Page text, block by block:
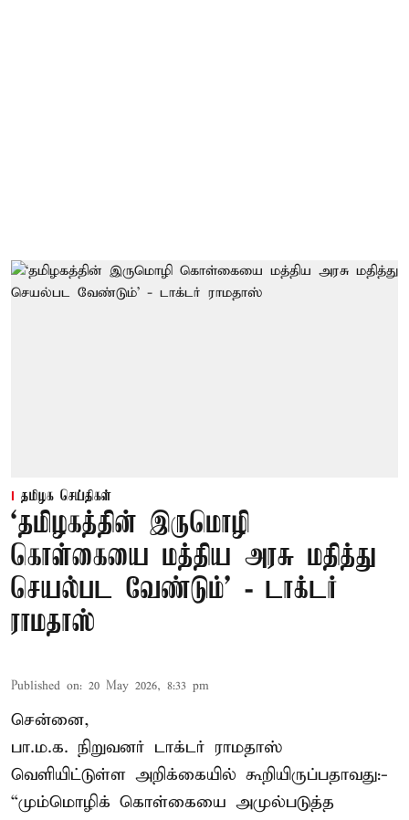
தமிழக செய்திகள்
‘தமிழகத்தின் இருமொழி
கொள்கையை மத்திய அரசு மதித்து
செயல்பட வேண்டும்’ - டாக்டர்
ராமதாஸ்
Published on: 20 May 2026, 8:33 pm
சென்னை,
பா.ம.க. நிறுவனர் டாக்டர் ராமதாஸ்
வெளியிட்டுள்ள அறிக்கையில் கூறியிருப்பதாவது:-
“மும்மொழிக் கொள்கையை அமுல்படுத்த